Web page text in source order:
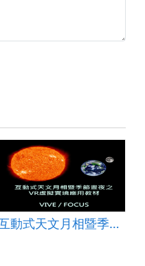
互動式天文月相暨季節晝夜之VR虛擬實境應用